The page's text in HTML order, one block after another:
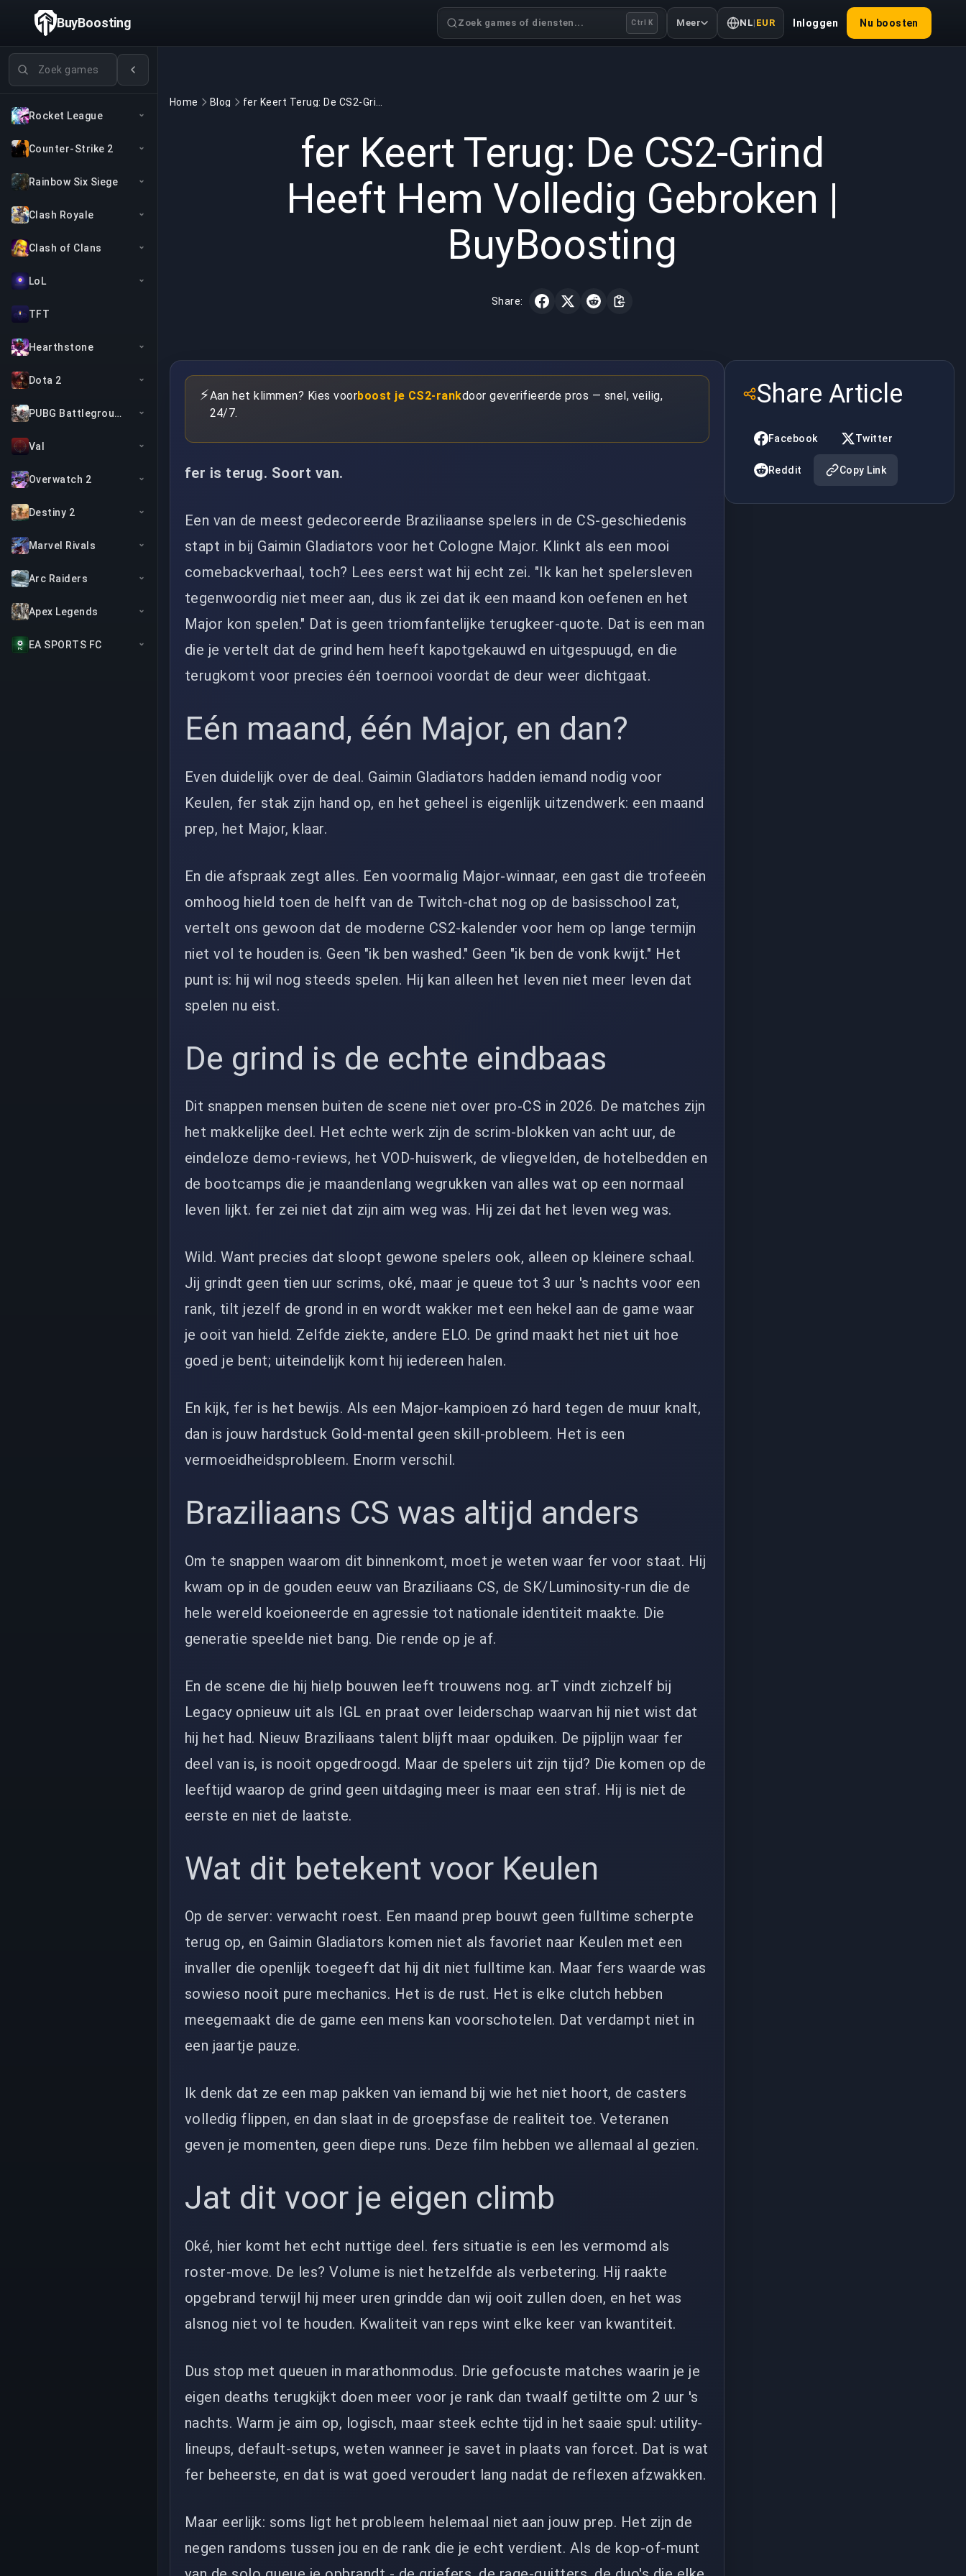
Games zoeken
Rocket League
Counter-Strike 2
Rainbow Six Siege
Clash Royale
Clash of Clans
LoL
TFT
Hearthstone
Dota 2
PUBG Battlegrounds
Val
Overwatch 2
Destiny 2
Marvel Rivals
Arc Raiders
Apex Legends
EA SPORTS FC
BuyBoosting Zoek games of diensten... Ctrl K Meer NL| EUR Inloggen Nu boosten
Home Blog
fer Keert Terug: De CS2-Grind
Heeft Hem Volledig Gebroken |
BuyBoosting
Share:
⚡Aan het klimmen? Kies voorboost je CS2-rankdoor geverifieerde pros — snel, veilig,
24/7.
fer is terug. Soort van.
Een van de meest gedecoreerde Braziliaanse spelers in de CS-geschiedenis
stapt in bij Gaimin Gladiators voor het Cologne Major. Klinkt als een mooi
comebackverhaal, toch? Lees eerst wat hij echt zei. "Ik kan het spelersleven
tegenwoordig niet meer aan, dus ik zei dat ik een maand kon oefenen en het
Major kon spelen." Dat is geen triomfantelijke terugkeer-quote. Dat is een man
die je vertelt dat de grind hem heeft kapotgekauwd en uitgespuugd, en die
terugkomt voor precies één toernooi voordat de deur weer dichtgaat.
Eén maand, één Major, en dan?
Even duidelijk over de deal. Gaimin Gladiators hadden iemand nodig voor
Keulen, fer stak zijn hand op, en het geheel is eigenlijk uitzendwerk: een maand
prep, het Major, klaar.
En die afspraak zegt alles. Een voormalig Major-winnaar, een gast die trofeeën
omhoog hield toen de helft van de Twitch-chat nog op de basisschool zat,
vertelt ons gewoon dat de moderne CS2-kalender voor hem op lange termijn
niet vol te houden is. Geen "ik ben washed." Geen "ik ben de vonk kwijt." Het
punt is: hij wil nog steeds spelen. Hij kan alleen het leven niet meer leven dat
spelen nu eist.
De grind is de echte eindbaas
Dit snappen mensen buiten de scene niet over pro-CS in 2026. De matches zijn
het makkelijke deel. Het echte werk zijn de scrim-blokken van acht uur, de
eindeloze demo-reviews, het VOD-huiswerk, de vliegvelden, de hotelbedden en
de bootcamps die je maandenlang wegrukken van alles wat op een normaal
leven lijkt. fer zei niet dat zijn aim weg was. Hij zei dat het leven weg was.
Wild. Want precies dat sloopt gewone spelers ook, alleen op kleinere schaal.
Jij grindt geen tien uur scrims, oké, maar je queue tot 3 uur 's nachts voor een
rank, tilt jezelf de grond in en wordt wakker met een hekel aan de game waar
je ooit van hield. Zelfde ziekte, andere ELO. De grind maakt het niet uit hoe
goed je bent; uiteindelijk komt hij iedereen halen.
En kijk, fer is het bewijs. Als een Major-kampioen zó hard tegen de muur knalt,
dan is jouw hardstuck Gold-mental geen skill-probleem. Het is een
vermoeidheidsprobleem. Enorm verschil.
Braziliaans CS was altijd anders
Om te snappen waarom dit binnenkomt, moet je weten waar fer voor staat. Hij
kwam op in de gouden eeuw van Braziliaans CS, de SK/Luminosity-run die de
hele wereld koeioneerde en agressie tot nationale identiteit maakte. Die
generatie speelde niet bang. Die rende op je af.
En de scene die hij hielp bouwen leeft trouwens nog. arT vindt zichzelf bij
Legacy opnieuw uit als IGL en praat over leiderschap waarvan hij niet wist dat
hij het had. Nieuw Braziliaans talent blijft maar opduiken. De pijplijn waar fer
deel van is, is nooit opgedroogd. Maar de spelers uit zijn tijd? Die komen op de
leeftijd waarop de grind geen uitdaging meer is maar een straf. Hij is niet de
eerste en niet de laatste.
Wat dit betekent voor Keulen
Op de server: verwacht roest. Een maand prep bouwt geen fulltime scherpte
terug op, en Gaimin Gladiators komen niet als favoriet naar Keulen met een
invaller die openlijk toegeeft dat hij dit niet fulltime kan. Maar fers waarde was
sowieso nooit pure mechanics. Het is de rust. Het is elke clutch hebben
meegemaakt die de game een mens kan voorschotelen. Dat verdampt niet in
een jaartje pauze.
Ik denk dat ze een map pakken van iemand bij wie het niet hoort, de casters
volledig flippen, en dan slaat in de groepsfase de realiteit toe. Veteranen
geven je momenten, geen diepe runs. Deze film hebben we allemaal al gezien.
Jat dit voor je eigen climb
Oké, hier komt het echt nuttige deel. fers situatie is een les vermomd als
roster-move. De les? Volume is niet hetzelfde als verbetering. Hij raakte
opgebrand terwijl hij meer uren grindde dan wij ooit zullen doen, en het was
alsnog niet vol te houden. Kwaliteit van reps wint elke keer van kwantiteit.
Dus stop met queuen in marathonmodus. Drie gefocuste matches waarin je je
eigen deaths terugkijkt doen meer voor je rank dan twaalf getiltte om 2 uur 's
nachts. Warm je aim op, logisch, maar steek echte tijd in het saaie spul: utility-
lineups, default-setups, weten wanneer je savet in plaats van forcet. Dat is wat
fer beheerste, en dat is wat goed veroudert lang nadat de reflexen afzwakken.
Maar eerlijk: soms ligt het probleem helemaal niet aan jouw prep. Het zijn de
negen randoms tussen jou en de rank die je echt verdient. Als de kop-of-munt
Share Article
Facebook Twitter
Reddit Copy Link